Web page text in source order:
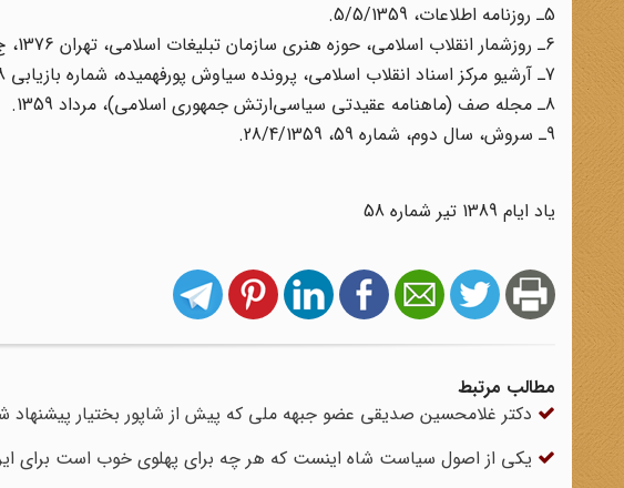
5ـ روزنامه اطلاعات، 5/5/1359.
6ـ روزشمار انقلاب اسلامی، حوزه هنری سازمان تبلیغات اسلامی، تهران 1376، ج 1، ص 385 و 386.
7ـ آرشیو مرکز اسناد انقلاب اسلامی، پرونده سیاوش پورفهمیده، شماره بازیابی 5578.
8ـ مجله صف (ماهنامه عقیدتی سیاسی‌ارتش جمهوری اسلامی)، مرداد 1359.
9ـ سروش، ‌سال دوم، شماره 59، 28/4/1359.
یاد ایام 1389 تیر شماره 58
مطالب مرتبط
دکتر غلامحسین صدیقی عضو جبهه ملی که پیش از شاپور بختیار پیشنهاد
یکی از اصول سیاست شاه اینست که هر چه برای پهلوی خوب است برای